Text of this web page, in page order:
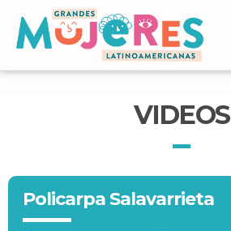
VIDEOS
Policarpa Salavarrieta